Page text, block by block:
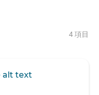
4 項目